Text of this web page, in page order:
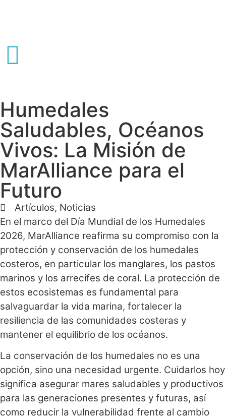
Humedales
Saludables, Océanos
Vivos: La Misión de
MarAlliance para el
Futuro
Artículos, Noticias
En el marco del Día Mundial de los Humedales
2026, MarAlliance reafirma su compromiso con la
protección y conservación de los humedales
costeros, en particular los manglares, los pastos
marinos y los arrecifes de coral. La protección de
estos ecosistemas es fundamental para
salvaguardar la vida marina, fortalecer la
resiliencia de las comunidades costeras y
mantener el equilibrio de los océanos.
La conservación de los humedales no es una
opción, sino una necesidad urgente. Cuidarlos hoy
significa asegurar mares saludables y productivos
para las generaciones presentes y futuras, así
como reducir la vulnerabilidad frente al cambio